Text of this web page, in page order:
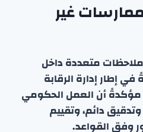
غير
متعددة داخل
إطار إدارة الرقابة
مؤكدةً أن العمل الحكومي
دائم، وتقييم
وفق القواعد.